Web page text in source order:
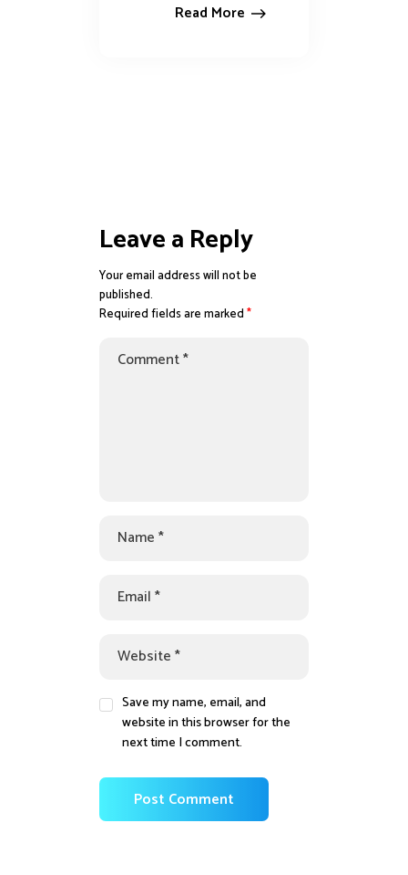
Read More
Leave a Reply
Your email address will not be
published.
Required fields are marked*
Save my name, email, and
website in this browser for the
next time I comment.